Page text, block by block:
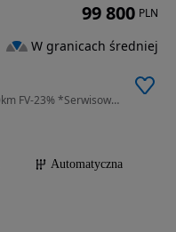
1998 cm3 • 150 KM • 2.0SKYACTIV-G 150km FV-23% *Serwisowana*bezwypadkowa*hak*winter*
Automatyczna
99 800 PLN
W granicach średniej